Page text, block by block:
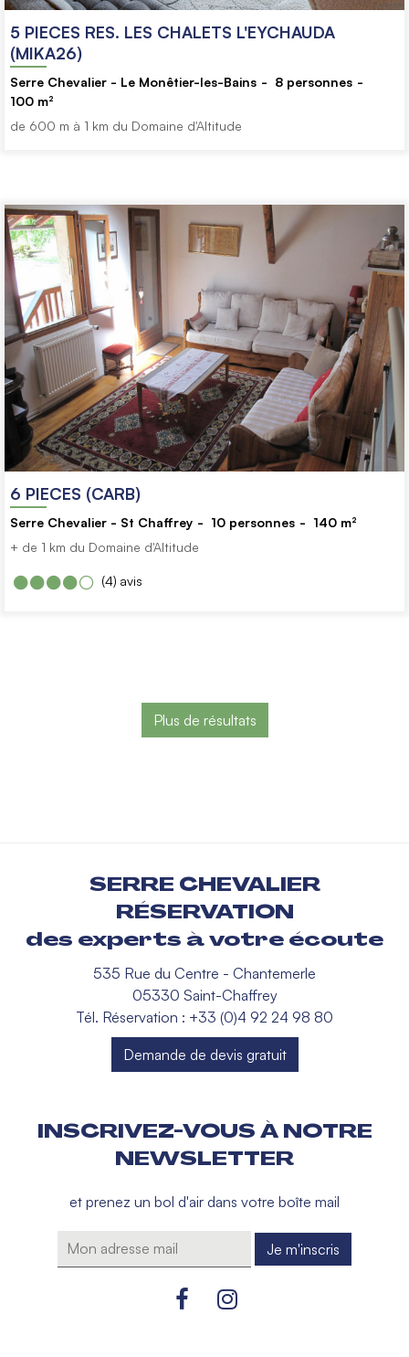
5 PIECES RES. LES CHALETS L'EYCHAUDA
(MIKA26)
Serre Chevalier - Le Monêtier-les-Bains 8 personnes
100 m²
de 600 m à 1 km du Domaine d'Altitude
6 PIECES (CARB)
Serre Chevalier - St Chaffrey 10 personnes 140 m²
+ de 1 km du Domaine d'Altitude
avis
(4)
Plus de résultats
SERRE CHEVALIER
RÉSERVATION
des experts à votre écoute
535 Rue du Centre - Chantemerle
05330 Saint-Chaffrey
Tél. Réservation : +33 (0)4 92 24 98 80
Demande de devis gratuit
INSCRIVEZ-VOUS À NOTRE
NEWSLETTER
et prenez un bol d'air dans votre boîte mail